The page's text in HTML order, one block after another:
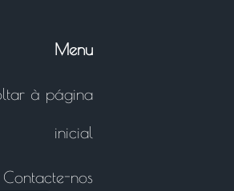
Menu
à página
inicial
Contacte-nos